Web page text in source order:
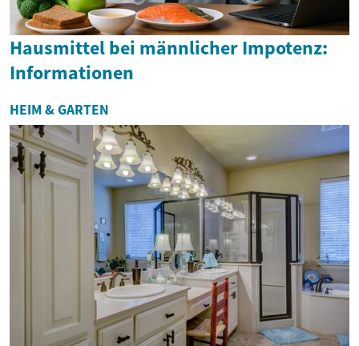
Hausmittel bei männlicher Impotenz:
Informationen
HEIM & GARTEN